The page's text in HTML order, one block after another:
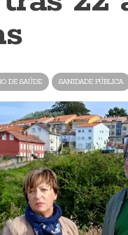
DE SAÚDE SANIDADE PÚBLICA